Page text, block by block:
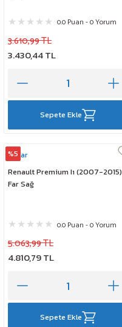
0.0 Puan - 0 Yorum
3.610,99 TL
3.430,44 TL
Sepete Ekle
%5
Ayfar
Renault Premium Iı (2007-2015)
Far Sağ
0.0 Puan - 0 Yorum
5.063,99 TL
4.810,79 TL
Sepete Ekle